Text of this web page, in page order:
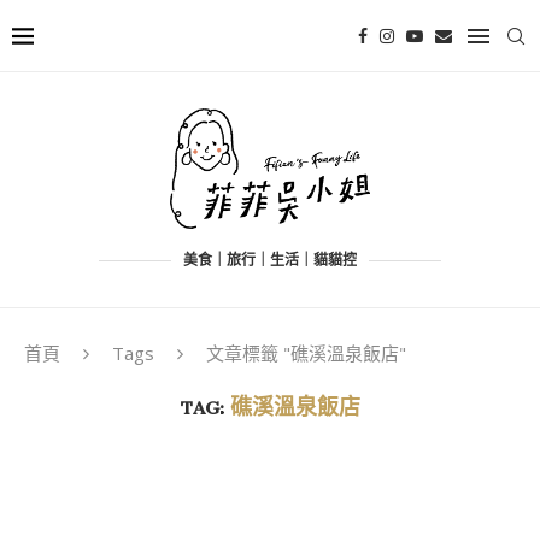
美食｜旅行｜生活｜貓貓控
首頁 Tags 文章標籤 "礁溪溫泉飯店"
TAG:礁溪溫泉飯店